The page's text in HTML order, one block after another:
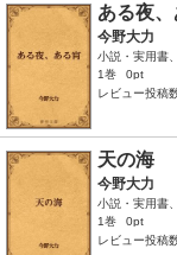
ある夜
今野大力
小説・実用書
1巻
0pt
レビュー投稿
天の海
今野大力
小説・実用書
1巻
0pt
レビュー投稿